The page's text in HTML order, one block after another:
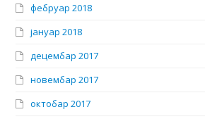
фебруар 2018
јануар 2018
децембар 2017
новембар 2017
октобар 2017